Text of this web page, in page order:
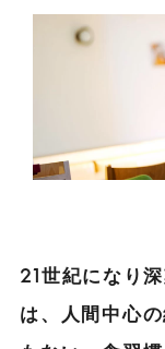
21世紀になり
は、人間中心